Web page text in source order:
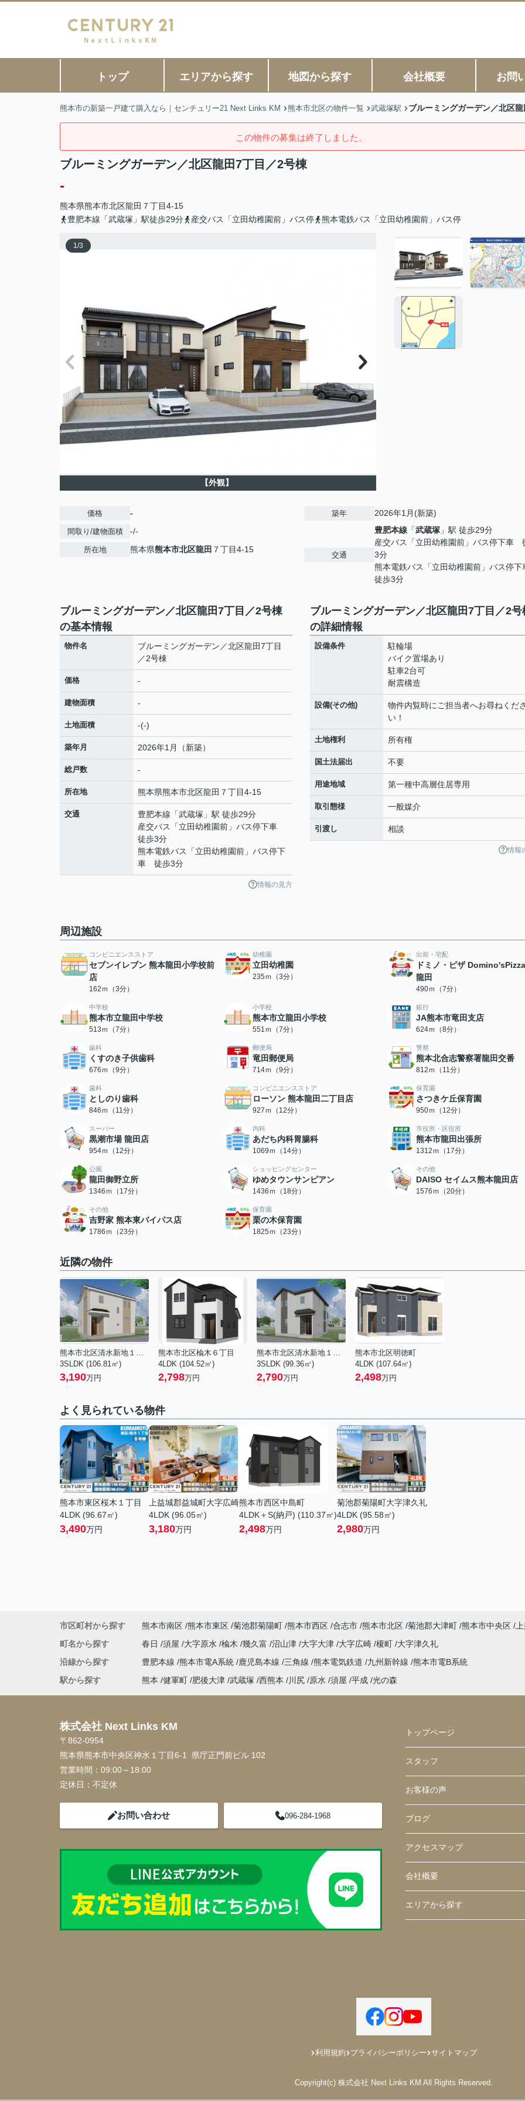
トップ エリアから探す 地図から探す 会社概要 お問
熊本市の新築一戸建て購入なら｜センチュリー21 Next Links KM 熊本市北区の物件一覧 武蔵塚駅 ブルーミングガーデン／北区
この物件の募集は終了しました。
ブルーミングガーデン／北区龍田7丁目／2号棟
-
熊本県熊本市北区龍田 ７丁目4-15
豊肥本線「武蔵塚」駅徒歩29分
産交バス「立田幼稚園前」バス停 熊本電鉄バス「立田幼稚園前」バス停
1/3
【外観】
価格 -
間取り/建物面積 -/-
所在地 熊本県熊本市北区龍田 ７丁目4-15
築年 2026年1月(新築)
交通
豊肥本線 「武蔵塚 」駅 徒歩29分
産交バス「立田幼稚園前」バス停下車
3分
熊本電鉄バス「立田幼稚園前」バス停
徒歩3分
ブルーミングガーデン／北区龍田7丁目／2号棟
の基本情報
物件名
ブルーミングガーデン／北区龍田7丁目
／2号棟
価格 -
建物面積 -
土地面積 -(-)
築年月 2026年1月（新築）
総戸数 -
所在地 熊本県熊本市北区龍田 ７丁目4-15
交通 豊肥本線 「武蔵塚 」駅 徒歩29分
産交バス「立田幼稚園前」バス停下車
徒歩3分
熊本電鉄バス「立田幼稚園前」バス停下
車 徒歩3分
情報の見方
ブルーミングガーデン／北区龍田7丁目／2号
の詳細情報
設備条件
駐輪場
バイク置場あり
駐車2台可
耐震構造
設備(その他)
物件内覧時にご担当者へお尋ねくださ
い！
土地権利 所有権
国土法届出 不要
用途地域 第一種中高層住居専用
取引態様 一般媒介
引渡し 相談
情報
周辺施設
コンビニエンスストア
セブンイレブン 熊本龍田小学校前
店
162ｍ（3分）
幼稚園
立田幼稚園
235ｍ（3分）
出前・宅配
ドミノ・ピザ
龍田
490ｍ（7分）
中学校
熊本市立龍田中学校
513ｍ（7分）
小学校
熊本市立龍田小学校
551ｍ（7分）
銀行
JA熊本市竜田支店
624ｍ（8分）
歯科
くすのき子供歯科
676ｍ（9分）
郵便局
竜田郵便局
714ｍ（9分）
警察
熊本北合志警察署龍田交番
812ｍ（11分）
歯科
としのり歯科
846ｍ（11分）
コンビニエンスストア
ローソン 熊本龍田二丁目店
927ｍ（12分）
保育園
さつきケ丘保育園
950ｍ（12分）
スーパー
黒潮市場 龍田店
954ｍ（12分）
内科
あだち内科胃腸科
1069ｍ（14分）
市役所・区役所
熊本市龍田出張所
1312ｍ（17分）
公園
龍田御野立所
1346ｍ（17分）
ショッピングセンター
ゆめタウンサンピアン
1436ｍ（18分）
その他
DAISO セイムス熊本龍田店
1576ｍ（20分）
その他
吉野家 熊本東バイパス店
1786ｍ（23分）
保育園
栗の木保育園
1825ｍ（23分）
近隣の物件
熊本市北区清水新地１丁目
3SLDK (106.81㎡)
3,190万円
熊本市北区楡木６丁目
4LDK (104.52㎡)
2,798万円
熊本市北区清水新地１丁目
3SLDK (99.36㎡)
2,790万円
熊本市北区明徳町
4LDK (107.64㎡)
2,498万円
よく見られている物件
熊本市東区桜木１丁目
4LDK (96.67㎡)
3,490万円
上益城郡益城町大字広崎
4LDK (96.05㎡)
3,180万円
熊本市西区中島町
4LDK＋S(納戸) (110.37㎡)
2,498万円
菊池郡菊陽町大字津久礼
4LDK (95.58㎡)
2,980万円
市区町村から探す 熊本市南区 熊本市東区 菊池郡菊陽町 熊本市西区 合志市 熊本市北区 菊池郡大津町 熊本市中央区
町名から探す
春日 須屋 大字原水 楡木 幾久富 沼山津 大字大津 大字広崎 榎町 大字津久礼
沿線から探す
豊肥本線 熊本市電A系統 鹿児島本線 三角線 熊本電気鉄道 九州新幹線 熊本市電B系統
駅から探す
熊本 健軍町 肥後大津 武蔵塚 西熊本 川尻 原水 須屋 平成 光の森
株式会社 Next Links KM
〒862-0954
熊本県熊本市中央区神水１丁目6-1 県庁正門前ビル 102
営業時間： 09:00～18:00
定休日： 不定休
お問い合わせ 096-284-1968
トップページ
スタッフ
お客様の声
ブログ
アクセスマップ
会社概要
エリアから探す
利用規約 プライバシーポリシー サイトマップ
Copyright(c) 株式会社 Next Links KM All Rights Reserved.